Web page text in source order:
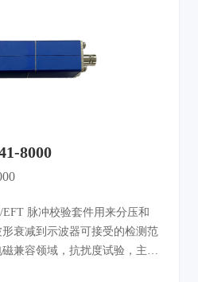
8000
EFT 脉冲校验套件用来分压和
衰减到示波器可接受的检测范
兼容领域，抗扰度试验，主要